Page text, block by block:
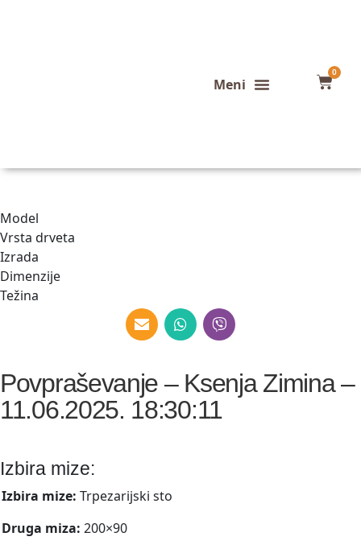
0
Model
Vrsta drveta
Izrada
Dimenzije
Težina
Povpraševanje – Ksenja Zimina –
11.06.2025. 18:30:11
Izbira mize:
Izbira mize: Trpezarijski sto
Druga miza: 200×90